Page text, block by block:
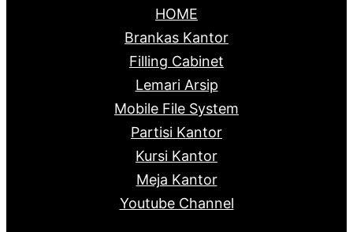
HOME
Brankas Kantor
Filling Cabinet
Lemari Arsip
Mobile File System
Partisi Kantor
Kursi Kantor
Meja Kantor
Youtube Channel